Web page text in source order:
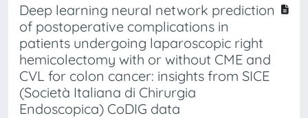
Deep learning neural network prediction
of postoperative complications in
patients undergoing laparoscopic right
hemicolectomy with or without CME and
CVL for colon cancer: insights from SICE
(Società Italiana di Chirurgia
Endoscopica) CoDIG data